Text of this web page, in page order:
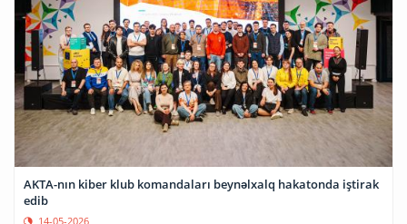
AKTA-nın kiber klub komandaları beynəlxalq hakatonda iştirak
edib
14-05-2026